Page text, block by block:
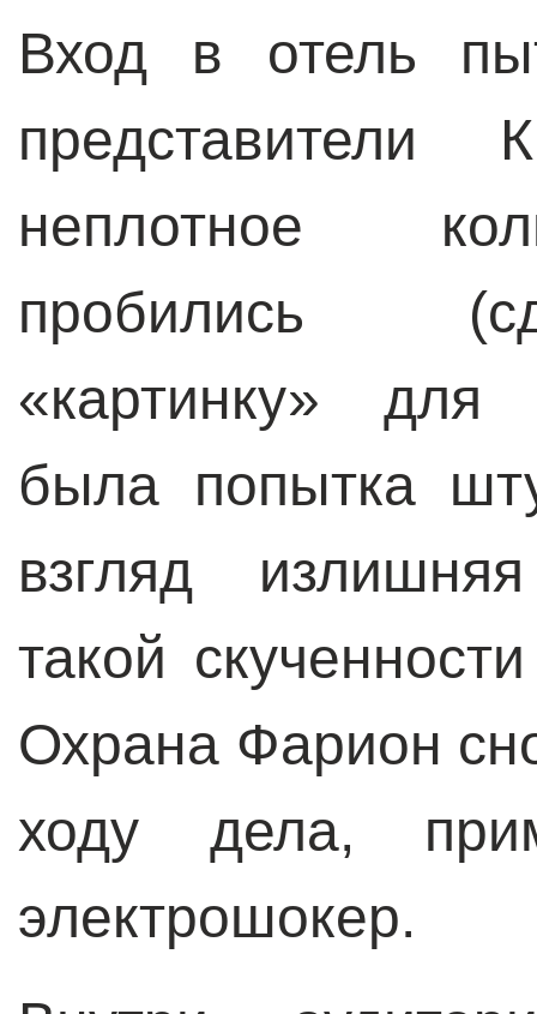
Вход в отель
неплотное
пробились
«картинку» для
была попытка
взгляд
такой
Охрана Фарион
ходу дела,
электрошокер.